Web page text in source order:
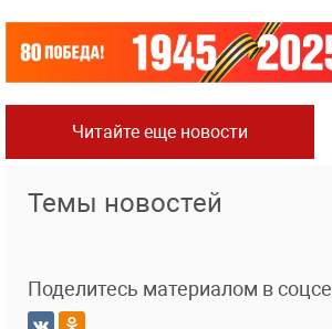
Читайте еще новости
Темы новостей
Поделитесь материалом в